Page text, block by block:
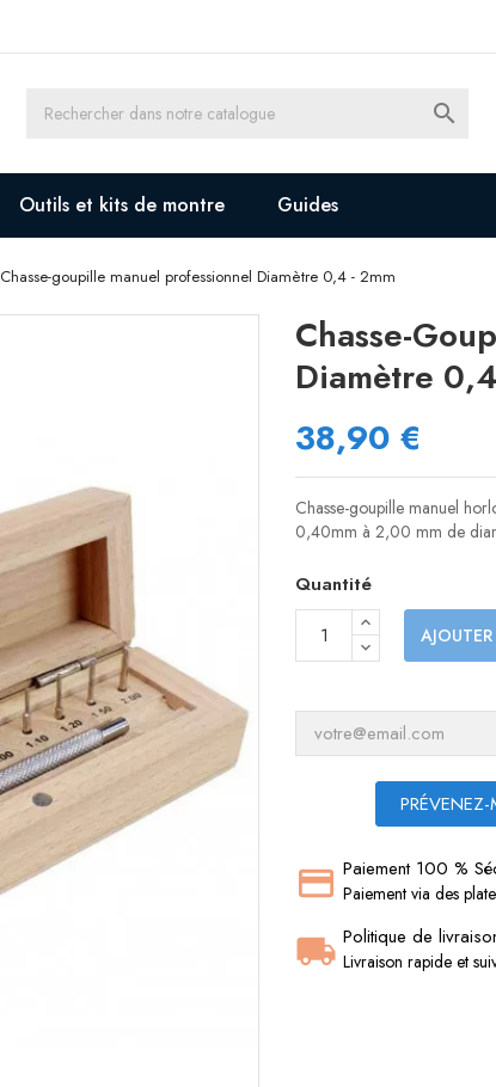

Outils et kits de montre Guides
Chasse-goupille manuel professionnel Diamètre 0,4 - 2mm
Chasse-
Diamètre
38,90 €
Chasse-goupille manuel
0,40mm à 2,00 mm de
Quantité
Paiement 100 %
Paiement via des
Politique de
Livraison rapide et